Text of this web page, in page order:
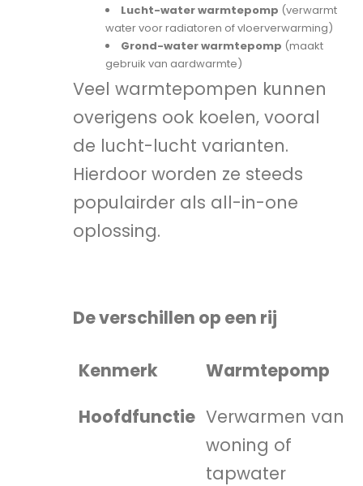
Lucht-water warmtepomp (verwarmt
water voor radiatoren of vloerverwarming)
Grond-water warmtepomp (maakt
gebruik van aardwarmte)
Veel warmtepompen kunnen
overigens ook koelen, vooral
de lucht-lucht varianten.
Hierdoor worden ze steeds
populairder als all-in-one
oplossing.
De verschillen op een rij
Kenmerk
Warmtepomp
Hoofdfunctie Verwarmen van
woning of
tapwater